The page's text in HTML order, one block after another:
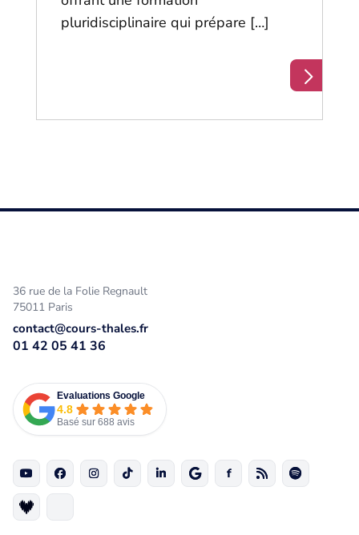
pluridisciplinaire qui prépare […]
36 rue de la Folie Regnault
75011 Paris
contact@cours-thales.fr
01 42 05 41 36
Evaluations Google
4.8
Basé sur 688 avis